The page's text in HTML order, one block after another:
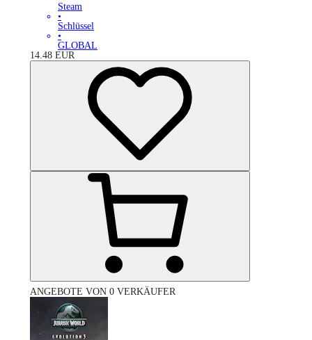
Steam
•
Schlüssel
•
GLOBAL
14.48 EUR
ANGEBOTE VON 0 VERKÄUFER